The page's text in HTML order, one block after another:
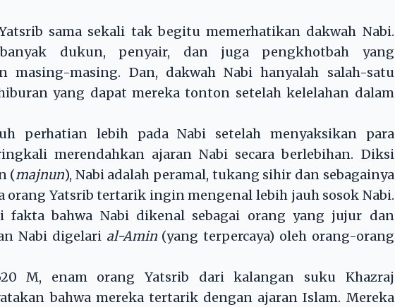
sama sekali tak begitu memerhatikan dakwah Nabi.
dukun, penyair, dan juga pengkhotbah yang
masing-masing. Dan, dakwah Nabi hanyalah salah-satu
yang dapat mereka tonton setelah kelelahan dalam
perhatian lebih pada Nabi setelah menyaksikan para
merendahkan ajaran Nabi secara berlebihan. Diksi
(majnun), Nabi adalah peramal, tukang sihir dan sebagainya
orang Yatsrib tertarik ingin mengenal lebih jauh sosok Nabi.
fakta bahwa Nabi dikenal sebagai orang yang jujur dan
Nabi digelari al-Amin (yang terpercaya) oleh orang-orang
M, enam orang Yatsrib dari kalangan suku Khazraj
bahwa mereka tertarik dengan ajaran Islam. Mereka